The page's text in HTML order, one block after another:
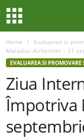
Home Evaluarea si
Maladiei Alzheimer – 21
EVALUAREA SI PROMOVARE
Ziua
Împotriva